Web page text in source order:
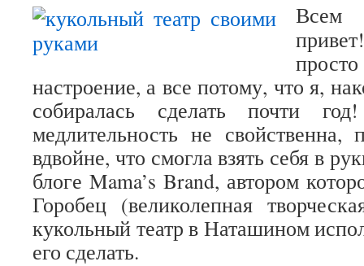
Всем
настроение, а все потому, что я,
собиралась сделать почти
медлительность не свойственна,
вдвойне, что смогла взять себя в
блоге Mama’s Brand, автором
Горобец (великолепная
кукольный театр в Наташином
его сделать.